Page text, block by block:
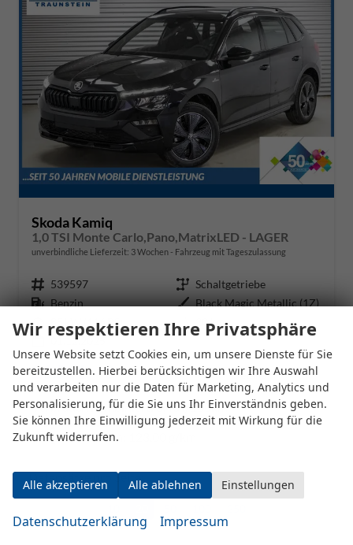
Skoda Kamiq
1,0 TSI Monte Carlo,Pano,MatrixLED - LAGER
unverbindliche Lieferzeit: 3 Wochen Fahrzeug mit Tageszulassung
Fahrzeugnr. 539597 Getriebe Schaltgetriebe
Kraftstoff Benzin Außenfarbe Black Magic Metallic (1Z)
85 kW (116 PS)
20 km
01.12.2025
26.541,– €
incl. 19% MwSt.
Details
Verbrauch kombiniert:5,40 l/100km
CO2-Klasse: D
CO2 -Emissionen:
Datensätze pro Seite:
Wir respektieren Ihre Privatsphäre
Unsere Website setzt Cookies ein, um unsere Dienste für Sie
bereitzustellen. Hierbei berücksichtigen wir Ihre Auswahl
und verarbeiten nur die Daten für Marketing, Analytics und
Personalisierung, für die Sie uns Ihr Einverständnis geben.
Sie können Ihre Einwilligung jederzeit mit Wirkung für die
Zukunft widerrufen.
Alle akzeptieren Alle ablehnen Einstellungen
Datenschutzerklärung Impressum